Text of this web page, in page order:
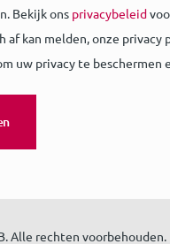
Bekijk ons privacybeleid
af kan melden, onze privacy
uw privacy te beschermen
Alle rechten voorbehouden.